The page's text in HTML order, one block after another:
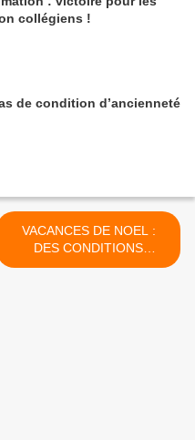
collégiens !
de condition d’ancienneté
VACANCES DE NOEL :
DES CONDITIONS
D’ACCUEIL DEGRADEES >